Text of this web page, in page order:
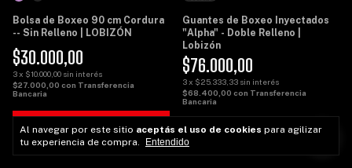
Al navegar por este sitio aceptás el uso de cookies para agilizar
tu experiencia de compra.
Entendido
Bolsa de Boxeo 90 cm Cordura
-- Sin Relleno | LOBIZÓN
$30.000,00
3x $10.000,00 sin interés
$27.000,00 con Transferencia
Bancaria
COMPRAR
Guantes de Boxeo Inyectados
"Alpha" - Doble Relleno |
Lobizón
$76.000,00
3x $25.333,33 sin interés
$68.400,00 con Transferencia
Bancaria
COMPRAR